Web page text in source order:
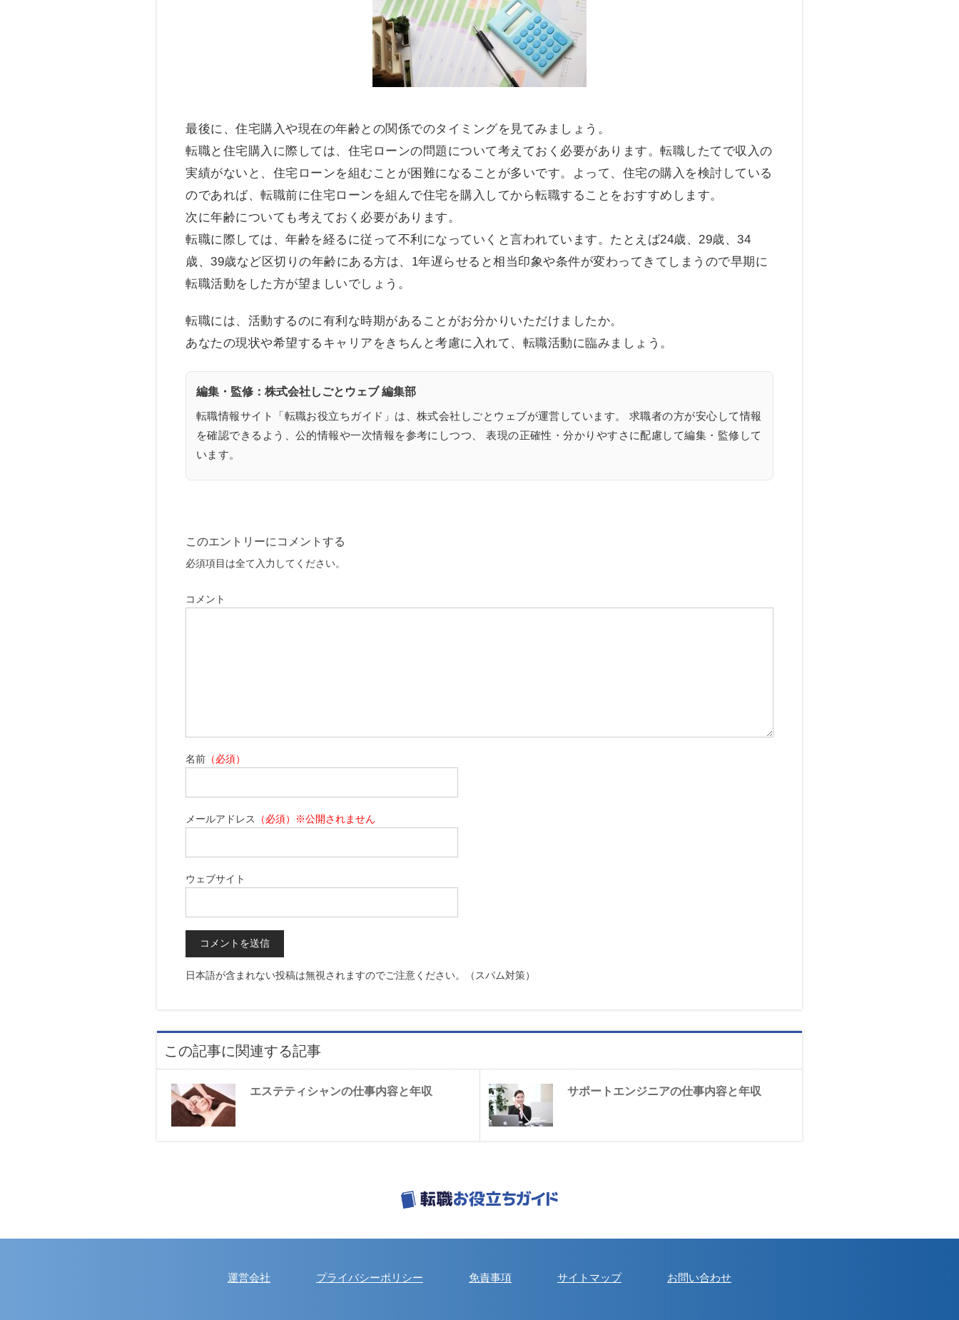
最後に、住宅購入や現在の年齢との関係でのタイミングを見てみましょう。
転職と住宅購入に際しては、住宅ローンの問題について考えておく必要があります。転職したてで収入の
実績がないと、住宅ローンを組むことが困難になることが多いです。よって、住宅の購入を検討している
のであれば、転職前に住宅ローンを組んで住宅を購入してから転職することをおすすめします。
次に年齢についても考えておく必要があります。
転職に際しては、年齢を経るに従って不利になっていくと言われています。たとえば24歳、29歳、34
歳、39歳など区切りの年齢にある方は、1年遅らせると相当印象や条件が変わってきてしまうので早期に
転職活動をした方が望ましいでしょう。
転職には、活動するのに有利な時期があることがお分かりいただけましたか。
あなたの現状や希望するキャリアをきちんと考慮に入れて、転職活動に臨みましょう。
編集・監修：株式会社しごとウェブ 編集部
転職情報サイト「転職お役立ちガイド」は、株式会社しごとウェブが運営しています。 求職者の方が安心して情報
を確認できるよう、公的情報や一次情報を参考にしつつ、 表現の正確性・分かりやすさに配慮して編集・監修して
います。
このエントリーにコメントする
必須項目は全て入力してください。
コメント
名前 （必須）
メールアドレス （必須）※公開されません
ウェブサイト
日本語が含まれない投稿は無視されますのでご注意ください。（スパム対策）
この記事に関連する記事
エステティシャンの仕事内容と年収 サポートエンジニアの仕事内容と年収
運営会社 プライバシーポリシー 免責事項 サイトマップ お問い合わせ